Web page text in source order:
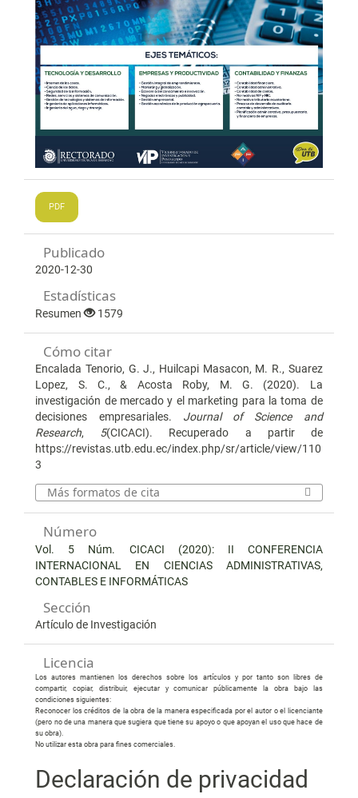
PDF
Publicado
2020-12-30
Estadísticas
Resumen 1579
Cómo citar
Encalada Tenorio, G. J., Huilcapi Masacon, M. R., Suarez
Lopez, S. C., & Acosta Roby, M. G. (2020). La
investigación de mercado y el marketing para la toma de
decisiones empresariales. Journal of Science and
Research, 5(CICACI). Recuperado a partir de
https://revistas.utb.edu.ec/index.php/sr/article/view/110
3
Más formatos de cita
Número
Vol. 5 Núm. CICACI (2020): II CONFERENCIA
INTERNACIONAL EN CIENCIAS ADMINISTRATIVAS,
CONTABLES E INFORMÁTICAS
Sección
Artículo de Investigación
Licencia
Los autores mantienen los derechos sobre los artículos y por tanto son libres de
compartir, copiar, distribuir, ejecutar y comunicar públicamente la obra bajo las
condiciones siguientes:
Reconocer los créditos de la obra de la manera especificada por el autor o el licenciante
(pero no de una manera que sugiera que tiene su apoyo o que apoyan el uso que hace de
su obra).
No utilizar esta obra para fines comerciales.
Declaración de privacidad